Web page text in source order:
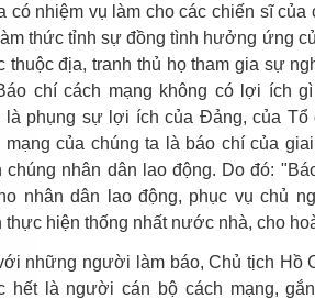
có nhiệm vụ làm cho các chiến sĩ của
thức tỉnh sự đồng tình hưởng ứng
thuộc địa, tranh thủ họ tham gia sự
chí cách mạng không có lợi ích
là phụng sự lợi ích của Đảng, của Tổ
mạng của chúng ta là báo chí của
chúng nhân dân lao động. Do đó:
nhân dân lao động, phục vụ chủ
thực hiện thống nhất nước nhà, cho
những người làm báo, Chủ tịch Hồ
hết là người cán bộ cách mạng,